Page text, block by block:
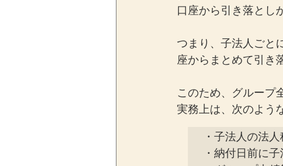
口座から引き落とし
つまり、子法人ごと
座からまとめて引き
このため、グループ
実務上は、次のよう
・子法人の法
・納付日前に